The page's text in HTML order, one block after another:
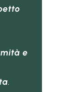
e
.